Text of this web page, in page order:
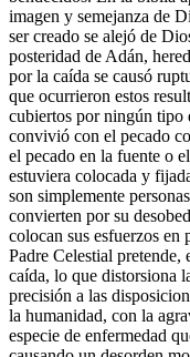
imagen y semejanza de
ser creado se alejó de
posteridad de Adán,
por la caída se causó
que ocurrieron estos
cubiertos por ningún tipo
convivió con el pecado
el pecado en la fuente o
estuviera colocada y
son simplemente
convierten por su
colocan sus esfuerzos en
Padre Celestial pretende,
caída, lo que distorsiona
precisión a las
la humanidad, con la
especie de enfermedad